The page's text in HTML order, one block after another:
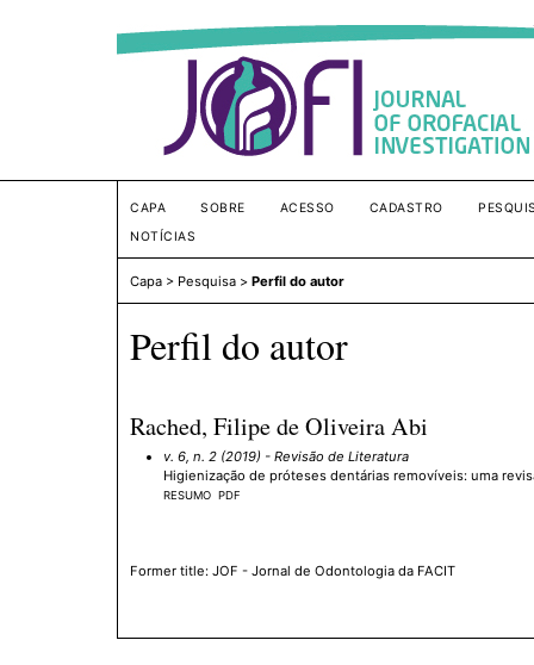
CAPA SOBRE ACESSO CADASTRO
NOTÍCIAS
Capa > Pesquisa > Perfil do autor
Perfil do autor
Rached, Filipe de Oliveira Abi
v. 6, n. 2 (2019) - Revisão de Literatura
Higienização de próteses dentárias removíveis: uma
RESUMO PDF
Former title: JOF - Jornal de Odontologia da FACIT